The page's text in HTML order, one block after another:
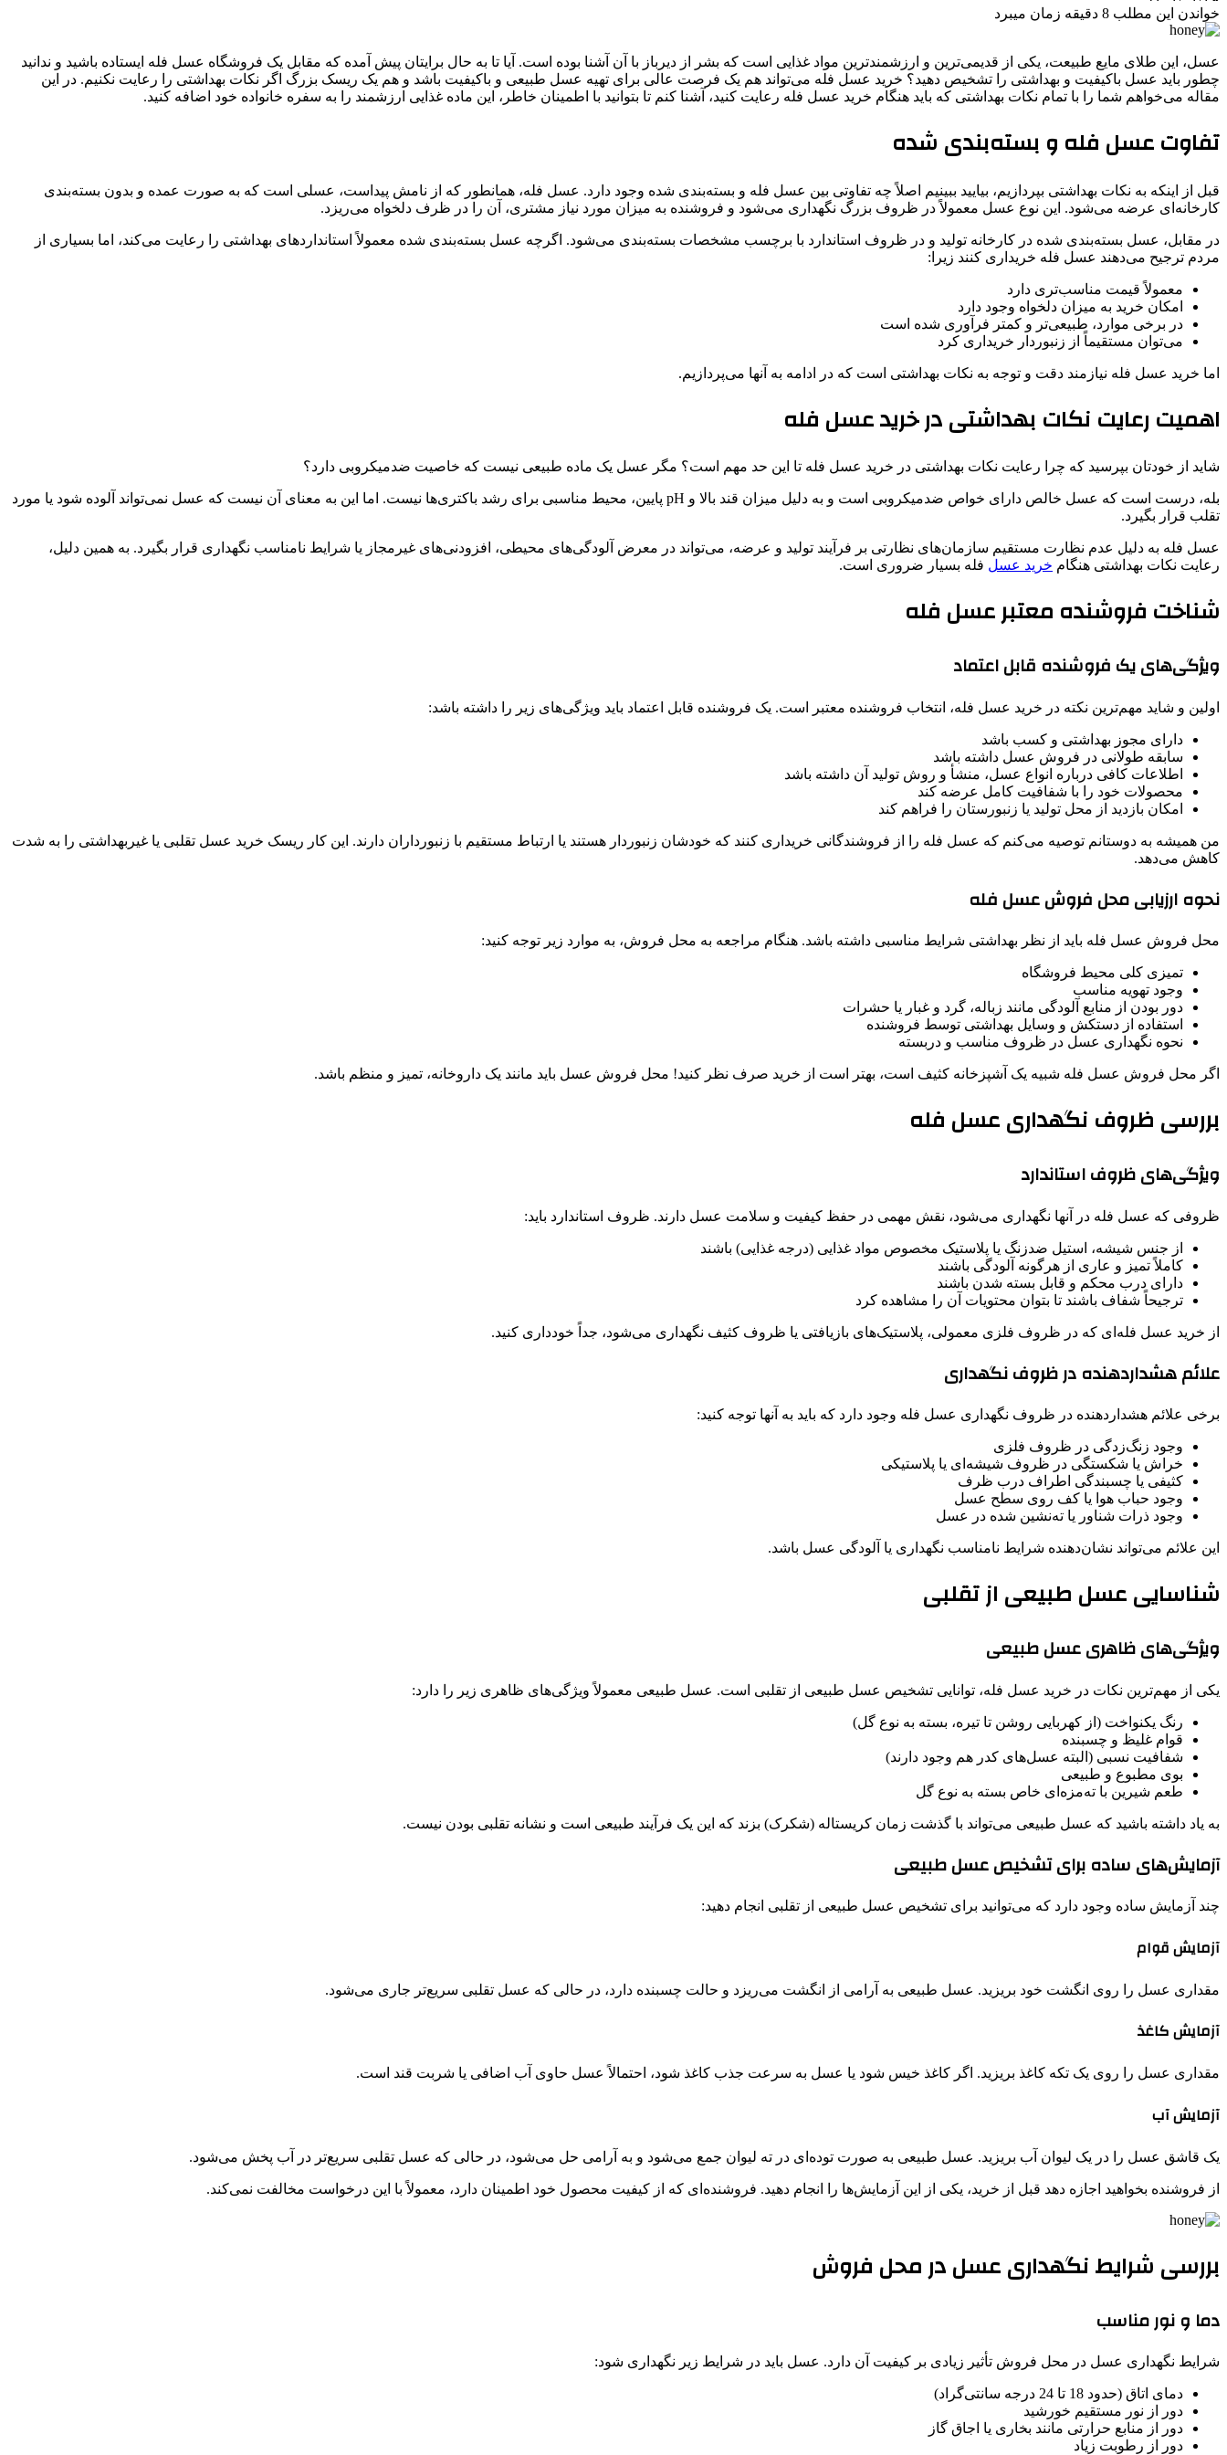
خواندن این مطلب 8 دقیقه زمان میبرد
عسل، این طلای مایع طبیعت، یکی از قدیمی‌ترین و ارزشمندترین مواد غذایی است که بشر از دیرباز با آن آشنا بوده است. آیا تا به حال برایتان پیش آمده که مقابل یک فروشگاه عسل فله ایستاده باشید و ندانید
چطور باید عسل باکیفیت و بهداشتی را تشخیص دهید؟ خرید عسل فله می‌تواند هم یک فرصت عالی برای تهیه عسل طبیعی و باکیفیت باشد و هم یک ریسک بزرگ اگر نکات بهداشتی را رعایت نکنیم. در این
مقاله می‌خواهم شما را با تمام نکات بهداشتی که باید هنگام خرید عسل فله رعایت کنید، آشنا کنم تا بتوانید با اطمینان خاطر، این ماده غذایی ارزشمند را به سفره خانواده خود اضافه کنید.
تفاوت عسل فله و بسته‌بندی شده
قبل از اینکه به نکات بهداشتی بپردازیم، بیایید ببینیم اصلاً چه تفاوتی بین عسل فله و بسته‌بندی شده وجود دارد. عسل فله، همانطور که از نامش پیداست، عسلی است که به صورت عمده و بدون بسته‌بندی
کارخانه‌ای عرضه می‌شود. این نوع عسل معمولاً در ظروف بزرگ نگهداری می‌شود و فروشنده به میزان مورد نیاز مشتری، آن را در ظرف دلخواه می‌ریزد.
در مقابل، عسل بسته‌بندی شده در کارخانه تولید و در ظروف استاندارد با برچسب مشخصات بسته‌بندی می‌شود. اگرچه عسل بسته‌بندی شده معمولاً استانداردهای بهداشتی را رعایت می‌کند، اما بسیاری از
مردم ترجیح می‌دهند عسل فله خریداری کنند زیرا:
معمولاً قیمت مناسب‌تری دارد
امکان خرید به میزان دلخواه وجود دارد
در برخی موارد، طبیعی‌تر و کمتر فرآوری شده است
می‌توان مستقیماً از زنبوردار خریداری کرد
اما خرید عسل فله نیازمند دقت و توجه به نکات بهداشتی است که در ادامه به آنها می‌پردازیم.
اهمیت رعایت نکات بهداشتی در خرید عسل فله
شاید از خودتان بپرسید که چرا رعایت نکات بهداشتی در خرید عسل فله تا این حد مهم است؟ مگر عسل یک ماده طبیعی نیست که خاصیت ضدمیکروبی دارد؟
بله، درست است که عسل خالص دارای خواص ضدمیکروبی است و به دلیل میزان قند بالا و pH پایین، محیط مناسبی برای رشد باکتری‌ها نیست. اما این به معنای آن نیست که عسل نمی‌تواند آلوده شود یا مورد
تقلب قرار بگیرد.
عسل فله به دلیل عدم نظارت مستقیم سازمان‌های نظارتی بر فرآیند تولید و عرضه، می‌تواند در معرض آلودگی‌های محیطی، افزودنی‌های غیرمجاز یا شرایط نامناسب نگهداری قرار بگیرد. به همین دلیل،
رعایت نکات بهداشتی هنگام خرید عسل فله بسیار ضروری است.
شناخت فروشنده معتبر عسل فله
ویژگی‌های یک فروشنده قابل اعتماد
اولین و شاید مهم‌ترین نکته در خرید عسل فله، انتخاب فروشنده معتبر است. یک فروشنده قابل اعتماد باید ویژگی‌های زیر را داشته باشد:
دارای مجوز بهداشتی و کسب باشد
سابقه طولانی در فروش عسل داشته باشد
اطلاعات کافی درباره انواع عسل، منشأ و روش تولید آن داشته باشد
محصولات خود را با شفافیت کامل عرضه کند
امکان بازدید از محل تولید یا زنبورستان را فراهم کند
من همیشه به دوستانم توصیه می‌کنم که عسل فله را از فروشندگانی خریداری کنند که خودشان زنبوردار هستند یا ارتباط مستقیم با زنبورداران دارند. این کار ریسک خرید عسل تقلبی یا غیربهداشتی را به شدت
کاهش می‌دهد.
نحوه ارزیابی محل فروش عسل فله
محل فروش عسل فله باید از نظر بهداشتی شرایط مناسبی داشته باشد. هنگام مراجعه به محل فروش، به موارد زیر توجه کنید:
تمیزی کلی محیط فروشگاه
وجود تهویه مناسب
دور بودن از منابع آلودگی مانند زباله، گرد و غبار یا حشرات
استفاده از دستکش و وسایل بهداشتی توسط فروشنده
نحوه نگهداری عسل در ظروف مناسب و دربسته
اگر محل فروش عسل فله شبیه یک آشپزخانه کثیف است، بهتر است از خرید صرف نظر کنید! محل فروش عسل باید مانند یک داروخانه، تمیز و منظم باشد.
بررسی ظروف نگهداری عسل فله
ویژگی‌های ظروف استاندارد
ظروفی که عسل فله در آنها نگهداری می‌شود، نقش مهمی در حفظ کیفیت و سلامت عسل دارند. ظروف استاندارد باید:
از جنس شیشه، استیل ضدزنگ یا پلاستیک مخصوص مواد غذایی (درجه غذایی) باشند
کاملاً تمیز و عاری از هرگونه آلودگی باشند
دارای درب محکم و قابل بسته شدن باشند
ترجیحاً شفاف باشند تا بتوان محتویات آن را مشاهده کرد
از خرید عسل فله‌ای که در ظروف فلزی معمولی، پلاستیک‌های بازیافتی یا ظروف کثیف نگهداری می‌شود، جداً خودداری کنید.
علائم هشداردهنده در ظروف نگهداری
برخی علائم هشداردهنده در ظروف نگهداری عسل فله وجود دارد که باید به آنها توجه کنید:
وجود زنگ‌زدگی در ظروف فلزی
خراش یا شکستگی در ظروف شیشه‌ای یا پلاستیکی
کثیفی یا چسبندگی اطراف درب ظرف
وجود حباب هوا یا کف روی سطح عسل
وجود ذرات شناور یا ته‌نشین شده در عسل
این علائم می‌تواند نشان‌دهنده شرایط نامناسب نگهداری یا آلودگی عسل باشد.
شناسایی عسل طبیعی از تقلبی
ویژگی‌های ظاهری عسل طبیعی
یکی از مهم‌ترین نکات در خرید عسل فله، توانایی تشخیص عسل طبیعی از تقلبی است. عسل طبیعی معمولاً ویژگی‌های ظاهری زیر را دارد:
رنگ یکنواخت (از کهربایی روشن تا تیره، بسته به نوع گل)
قوام غلیظ و چسبنده
شفافیت نسبی (البته عسل‌های کدر هم وجود دارند)
بوی مطبوع و طبیعی
طعم شیرین با ته‌مزه‌ای خاص بسته به نوع گل
به یاد داشته باشید که عسل طبیعی می‌تواند با گذشت زمان کریستاله (شکرک) بزند که این یک فرآیند طبیعی است و نشانه تقلبی بودن نیست.
آزمایش‌های ساده برای تشخیص عسل طبیعی
چند آزمایش ساده وجود دارد که می‌توانید برای تشخیص عسل طبیعی از تقلبی انجام دهید:
آزمایش قوام
مقداری عسل را روی انگشت خود بریزید. عسل طبیعی به آرامی از انگشت می‌ریزد و حالت چسبنده دارد، در حالی که عسل تقلبی سریع‌تر جاری می‌شود.
آزمایش کاغذ
مقداری عسل را روی یک تکه کاغذ بریزید. اگر کاغذ خیس شود یا عسل به سرعت جذب کاغذ شود، احتمالاً عسل حاوی آب اضافی یا شربت قند است.
آزمایش آب
یک قاشق عسل را در یک لیوان آب بریزید. عسل طبیعی به صورت توده‌ای در ته لیوان جمع می‌شود و به آرامی حل می‌شود، در حالی که عسل تقلبی سریع‌تر در آب پخش می‌شود.
از فروشنده بخواهید اجازه دهد قبل از خرید، یکی از این آزمایش‌ها را انجام دهید. فروشنده‌ای که از کیفیت محصول خود اطمینان دارد، معمولاً با این درخواست مخالفت نمی‌کند.
بررسی شرایط نگهداری عسل در محل فروش
دما و نور مناسب
شرایط نگهداری عسل در محل فروش تأثیر زیادی بر کیفیت آن دارد. عسل باید در شرایط زیر نگهداری شود:
دمای اتاق (حدود 18 تا 24 درجه سانتی‌گراد)
دور از نور مستقیم خورشید
دور از منابع حرارتی مانند بخاری یا اجاق گاز
دور از رطوبت زیاد